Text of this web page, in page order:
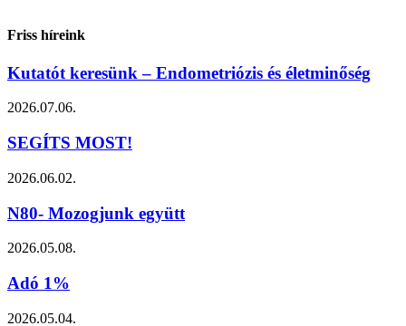
Friss híreink
Kutatót keresünk – Endometriózis és életminőség
2026.07.06.
SEGÍTS MOST!
2026.06.02.
N80- Mozogjunk együtt
2026.05.08.
Adó 1%
2026.05.04.